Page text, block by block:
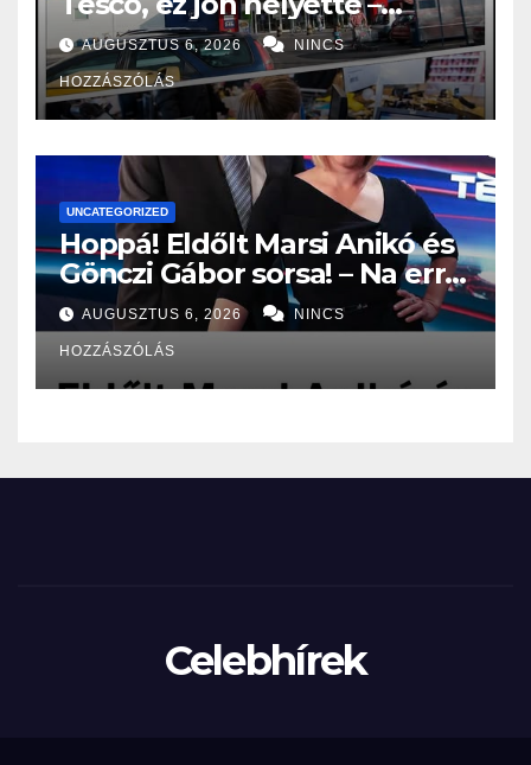
Hatalmas a felháborodás az
országban:
AUGUSZTUS 6, 2026 NINCS
HOZZÁSZÓLÁS
UNCATEGORIZED
Hoppá! Eldőlt Marsi Anikó és
Gönczi Gábor sorsa! – Na erre
senki, de tényleg senki nem
volt felkészülve: – EZ vár
rájuk:
AUGUSZTUS 6, 2026 NINCS
HOZZÁSZÓLÁS
Celebhírek